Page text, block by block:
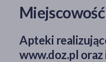
makijażu
Apteki
www.doz.pl